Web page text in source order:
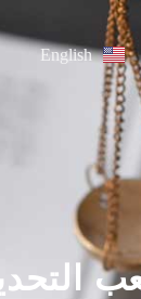
English